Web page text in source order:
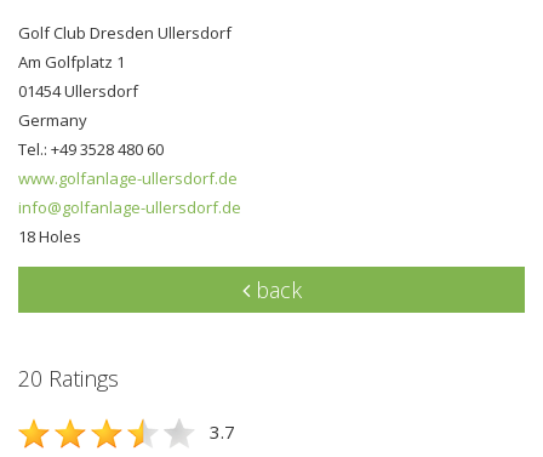
Golf Club Dresden Ullersdorf
Am Golfplatz 1
01454 Ullersdorf
Germany
Tel.: +49 3528 480 60
www.golfanlage-ullersdorf.de
info@golfanlage-ullersdorf.de
18 Holes
back
20 Ratings
3.7